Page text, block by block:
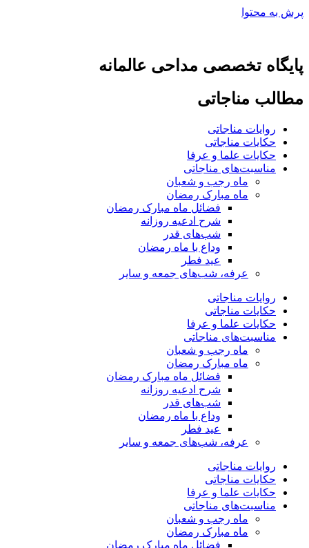
پرش به محتوا
پایگاه تخصصی مداحی عالمانه
مطالب مناجاتی
روایات مناجاتی
حکایات مناجاتی
حکایات علما و عرفا
مناسبت‌های مناجاتی
ماه رجب و شعبان
ماه مبارک رمضان
فضائل ماه مبارک رمضان
شرح ادعیه روزانه
شب‌های قدر
وداع با ماه رمضان
عید فطر
عرفه، شب‌های جمعه و سایر
روایات مناجاتی
حکایات مناجاتی
حکایات علما و عرفا
مناسبت‌های مناجاتی
ماه رجب و شعبان
ماه مبارک رمضان
فضائل ماه مبارک رمضان
شرح ادعیه روزانه
شب‌های قدر
وداع با ماه رمضان
عید فطر
عرفه، شب‌های جمعه و سایر
روایات مناجاتی
حکایات مناجاتی
حکایات علما و عرفا
مناسبت‌های مناجاتی
ماه رجب و شعبان
ماه مبارک رمضان
فضائل ماه مبارک رمضان